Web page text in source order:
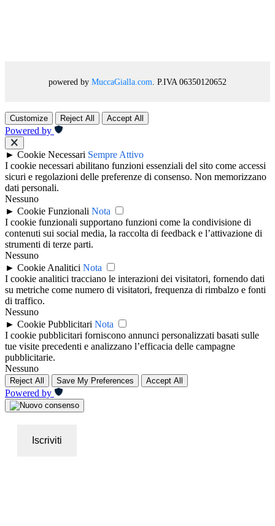
powered by MuccaGialla.com . P.IVA 06350120652
Customize Reject All Accept All
Powered by
► Cookie Necessari Sempre Attivo
I cookie necessari abilitano funzioni essenziali del sito come accessi
sicuri e regolazioni delle preferenze di consenso. Non memorizzano
dati personali.
Nessuno
► Cookie Funzionali Nota
I cookie funzionali supportano funzioni come la condivisione di
contenuti sui social media, la raccolta di feedback e l’attivazione di
strumenti di terze parti.
Nessuno
► Cookie Analitici Nota
I cookie analitici tracciano le interazioni dei visitatori, fornendo dati
su metriche come numero di visitatori, frequenza di rimbalzo e fonti
di traffico.
Nessuno
► Cookie Pubblicitari Nota
I cookie pubblicitari forniscono annunci personalizzati basati sulle
tue visite precedenti e analizzano l’efficacia delle campagne
pubblicitarie.
Nessuno
Reject All Save My Preferences Accept All
Powered by
Iscriviti